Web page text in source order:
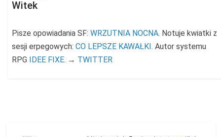
Witek
Pisze opowiadania SF:WRZUTNIA NOCNA. Notuje kwiatki z
sesji erpegowych:CO LEPSZE KAWAŁKI. Autor systemu
RPG
IDEE FIXE. → TWITTER